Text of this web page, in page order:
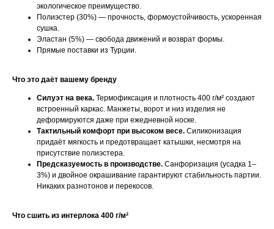
экологическое преимущество.
Полиэстер (30%) — прочность, формоустойчивость, ускоренная
сушка.
Эластан (5%) — свобода движений и возврат формы.
Прямые поставки из Турции.
Что это даёт вашему бренду
Силуэт на века. Термофиксация и плотность 400 г/м² создают
встроенный каркас. Манжеты, ворот и низ изделия не
деформируются даже при ежедневной носке.
Тактильный комфорт при высоком весе. Силиконизация
придаёт мягкость и предотвращает катышки, несмотря на
присутствие полиэстера.
Предсказуемость в производстве. Санфоризация (усадка 1–
3%) и двойное окрашивание гарантируют стабильность партии.
Никаких разнотонов и перекосов.
Что сшить из интерлока 400 г/м²